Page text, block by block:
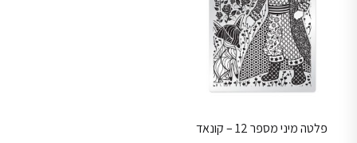
פלטה מיני מספר 12 – קונאד